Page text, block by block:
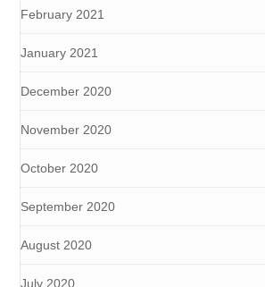
February 2021
January 2021
December 2020
November 2020
October 2020
September 2020
August 2020
July 2020